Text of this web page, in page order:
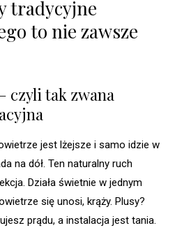
tradycyjne
to nie zawsze
czyli tak zwana
jest lżejsze i samo idzie w
na dół. Ten naturalny ruch
Działa świetnie w jednym
się unosi, krąży. Plusy?
prądu, a instalacja jest tania.